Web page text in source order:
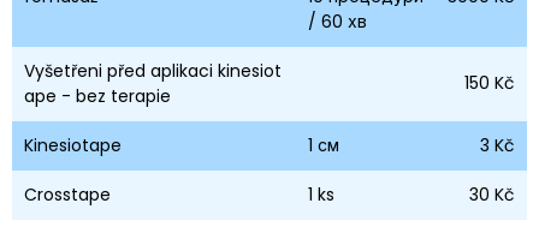
/ 60 хв
Vyšetřeni před aplikaci kinesiot
ape - bez terapie
150 Kč
Kinesiotape 1 см 3 Kč
Crosstape 1 ks 30 Kč